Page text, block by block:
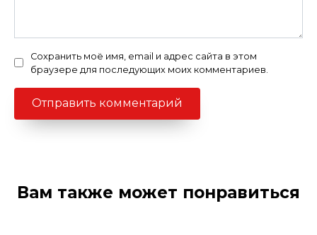
Сохранить моё имя, email и адрес сайта в этом
браузере для последующих моих комментариев.
Вам также может понравиться